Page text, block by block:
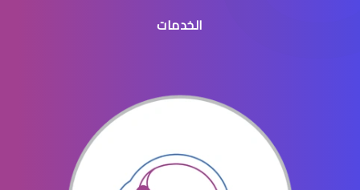
جراحه تجميل العيون
جراحة تجميل العينين
الخدمات